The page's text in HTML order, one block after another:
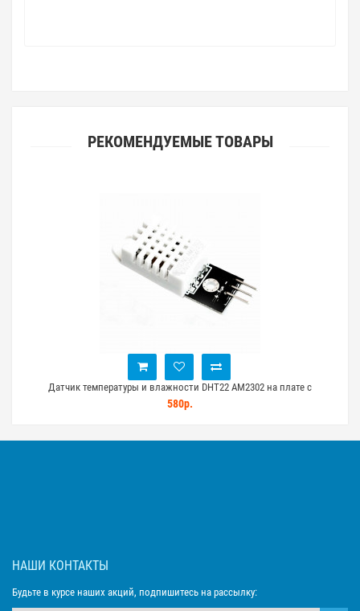
РЕКОМЕНДУЕМЫЕ ТОВАРЫ
Датчик температуры и влажности DHT22 AM2302 на плате с
подтягивающим резистором
580р.
НАШИ КОНТАКТЫ
Будьте в курсе наших акций, подпишитесь на рассылку: